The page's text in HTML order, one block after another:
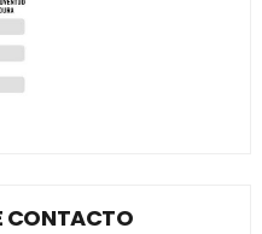
CONTACTO